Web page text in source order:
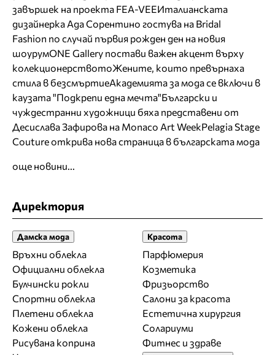
завършек на проекта FEA-VEEИталианската
дизайнерка Ада Сорентино гостува на Bridal
Fashion по случай първия рожден ден на новия
шоурумONE Gallery постави важен акцент върху
колекционерствотоЖените, които превърнаха
стила в безсмъртиеАкадемията за мода се включи в
каузата "Подкрепи една мечта"Български и
чуждестранни художници бяха представени от
Десислава Зафирова на Monaco Art WeekPelagia Stage
Couture открива нова страница в българската мода
още новини...
Директория
Дамска мода
Връхни облекла
Официални облекла
Булчински рокли
Спортни облекла
Плетени облекла
Кожени облекла
Рисувана коприна
Красота
Парфюмерия
Козметика
Фризьорство
Салони за красота
Естетична хирургия
Солариуми
Фитнес и здраве